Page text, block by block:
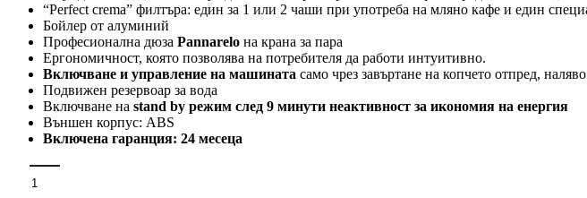
“Perfect crema” филтъра: един за 1 или 2 чаши при употреба на мляно кафе и един
Бойлер от алуминий
Професионална дюза Pannarelo на крана за пара
Ергономичност, която позволява на потребителя да работи интуитивно.
Включване и управление на машината само чрез завъртане на копчето отпред,
Подвижен резервоар за вода
Включване на stand by режим след 9 минути неактивност за икономия на енергия
Външен корпус: ABS
Включена гаранция: 24 месеца
количество за GAGGIA - Вива Престиж